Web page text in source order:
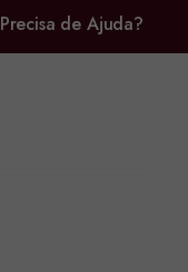
Precisa de Ajuda?